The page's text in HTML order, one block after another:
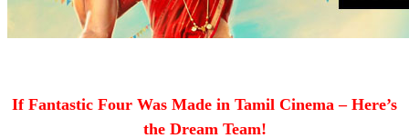
If Fantastic Four Was Made in Tamil Cinema – Here’s
the Dream Team!